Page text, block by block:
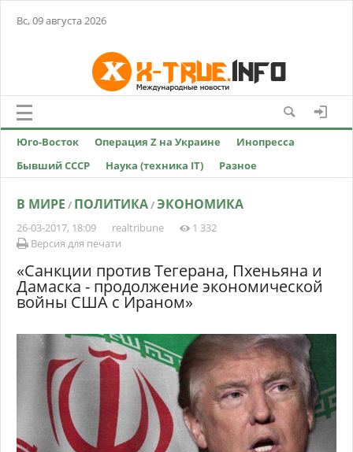
Вс, 09 августа 2026
Юго-Восток Операция Z на Украине
Инопресса
Бывший СССР
Наука (техника IT) Разное
В МИРЕ / ПОЛИТИКА/ЭКОНОМИКА
26-03-2017, 18:09 realtribune
1 332
Версия для печати
«Санкции против Тегерана, Пхеньяна и
Дамаска - продолжение экономической
войны США с Ираном»